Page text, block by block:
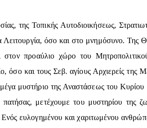
της Τοπικής Αυτοδιοικήσεως,
όσο και στο μνημόσυνο. Της
στον προαύλιο χώρο του
όσο και τους Σεβ. αγίους Αρχιερείς
μυστήριο της Αναστάσεως του Κυρίου
μετέχουμε του μυστηρίου της
ευλογημένου και χαριτωμένου